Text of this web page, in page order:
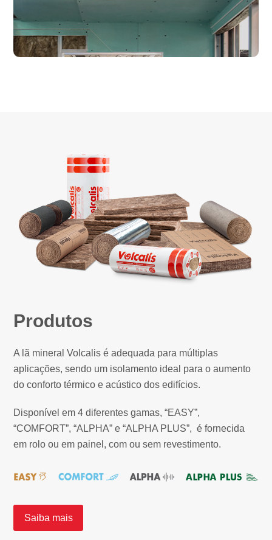
Produtos
A lã mineral Volcalis é adequada para múltiplas
aplicações, sendo um isolamento ideal para o aumento
do conforto térmico e acústico dos edifícios.
Disponível em 4 diferentes gamas, “EASY”,
“COMFORT”, “ALPHA” e “ALPHA PLUS”, é fornecida
em rolo ou em painel, com ou sem revestimento.
Saiba mais